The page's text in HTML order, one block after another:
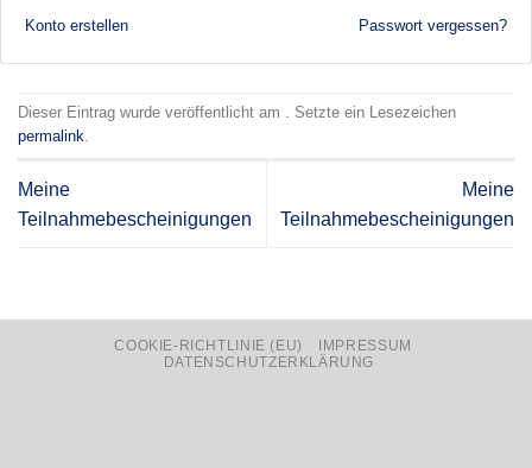
Konto erstellen Passwort vergessen?
Dieser Eintrag wurde veröffentlicht am . Setzte ein Lesezeichen
permalink.
Meine
Teilnahmebescheinigungen
Meine
Teilnahmebescheinigungen
COOKIE-RICHTLINIE (EU)
IMPRESSUM
DATENSCHUTZERKLÄRUNG